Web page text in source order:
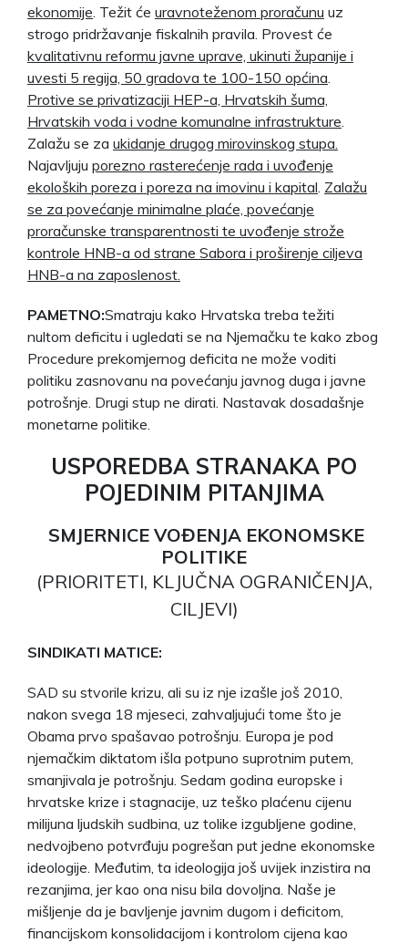
ekonomije . Težit će uravnoteženom proračunu uz
strogo pridržavanje fiskalnih pravila. Provest će
kvalitativnu reformu javne uprave, ukinuti županije i
uvesti 5 regija, 50 gradova te 100-150 općina
Protive se privatizaciji HEP-a, Hrvatskih šuma,
Hrvatskih voda i vodne komunalne infrastrukture
Zalažu se za ukidanje drugog mirovinskog stupa.
Najavljuju porezno rasterećenje rada i uvođenje
ekoloških poreza i poreza na imovinu i kapital Zalažu
se za povećanje minimalne plaće, povećanje
proračunske transparentnosti te uvođenje strože
kontrole HNB-a od strane Sabora i proširenje ciljeva
HNB-a na zaposlenost.
PAMETNO:Smatraju kako Hrvatska treba težiti
nultom deficitu i ugledati se na Njemačku te kako zbog
Procedure prekomjernog deficita ne može voditi
politiku zasnovanu na povećanju javnog duga i javne
potrošnje. Drugi stup ne dirati. Nastavak dosadašnje
monetarne politike.
USPOREDBA STRANAKA PO
POJEDINIM PITANJIMA
SMJERNICE VOĐENJA EKONOMSKE
POLITIKE
(PRIORITETI, KLJUČNA OGRANIČENJA,
CILJEVI)
SINDIKATI MATICE:
SAD su stvorile krizu, ali su iz nje izašle još 2010,
nakon svega 18 mjeseci, zahvaljujući tome što je
Obama prvo spašavao potrošnju. Europa je pod
njemačkim diktatom išla potpuno suprotnim putem,
smanjivala je potrošnju. Sedam godina europske i
hrvatske krize i stagnacije, uz teško plaćenu cijenu
milijuna ljudskih sudbina, uz tolike izgubljene godine,
nedvojbeno potvrđuju pogrešan put jedne ekonomske
ideologije. Međutim, ta ideologija još uvijek inzistira na
rezanjima, jer kao ona nisu bila dovoljna. Naše je
mišljenje da je bavljenje javnim dugom i deficitom,
financijskom konsolidacijom i kontrolom cijena kao